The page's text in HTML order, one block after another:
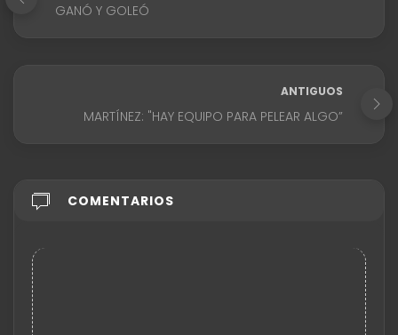
GANÓ Y GOLEÓ
ANTIGUOS
MARTÍNEZ: "HAY EQUIPO PARA PELEAR ALGO”
COMENTARIOS